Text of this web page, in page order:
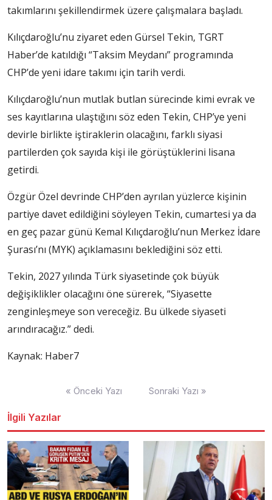
takımlarını şekillendirmek üzere çalışmalara başladı.
Kılıçdaroğlu’nu ziyaret eden Gürsel Tekin, TGRT
Haber’de katıldığı “Taksim Meydanı” programında
CHP’de yeni idare takımı için tarih verdi.
Kılıçdaroğlu’nun mutlak butlan sürecinde kimi evrak ve
ses kayıtlarına ulaştığını söz eden Tekin, CHP’ye yeni
devirle birlikte iştiraklerin olacağını, farklı siyasi
partilerden çok sayıda kişi ile görüştüklerini lisana
getirdi.
Özgür Özel devrinde CHP’den ayrılan yüzlerce kişinin
partiye davet edildiğini söyleyen Tekin, cumartesi ya da
en geç pazar günü Kemal Kılıçdaroğlu’nun Merkez İdare
Şurası’nı (MYK) açıklamasını beklediğini söz etti.
Tekin, 2027 yılında Türk siyasetinde çok büyük
değişiklikler olacağını öne sürerek, “Siyasette
zenginleşmeye son vereceğiz. Bu ülkede siyaseti
arındıracağız.” dedi.
Kaynak: Haber7
« Önceki Yazı Sonraki Yazı »
İlgili Yazılar